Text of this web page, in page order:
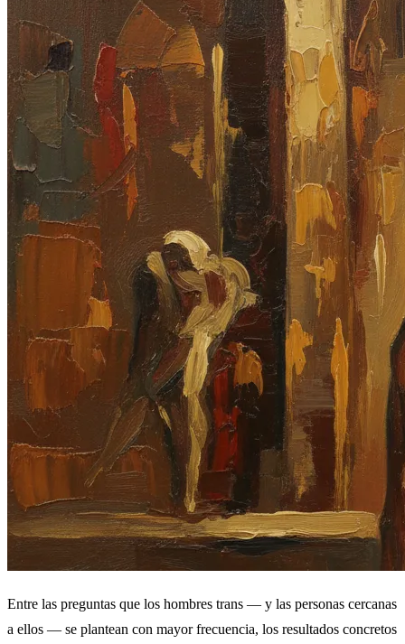
Entre las preguntas que los hombres trans — y las personas cercanas
a ellos — se plantean con mayor frecuencia, los resultados concretos